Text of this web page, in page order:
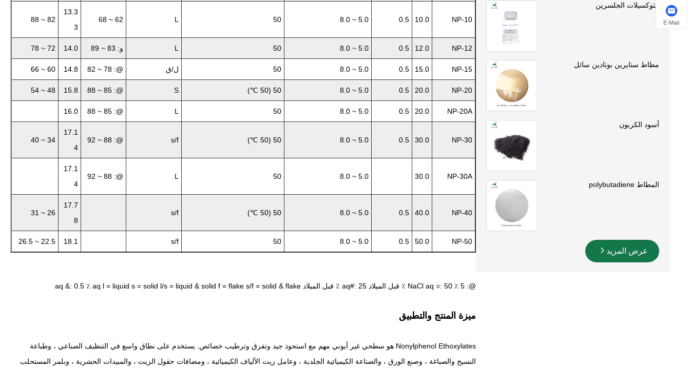
إيثوكسيلات الجلسرين
مطاط ستايرين بوتادين سائل
أسود الكربون
المطاط polybutadiene
عرض المزيد
NP-10
10.0
0.5
5.0 ~ 8.0
50
L
62 ~ 68
13.3
3
82 ~ 88
NP-12
12.0
0.5
5.0 ~ 8.0
50
L و: 83 ~ 89 14.0
72 ~ 78
NP-15
15.0
0.5
5.0 ~ 8.0
50 ل/ق @: 78 ~ 82
14.8
60 ~ 66
NP-20
20.0
0.5
5.0 ~ 8.0
50 (50 ℃)
S
@: 85 ~ 88
15.8
48 ~ 54
NP-20A
20.0
0.5
5.0 ~ 8.0
50
L
@: 85 ~ 88
16.0
NP-30
30.0
0.5
5.0 ~ 8.0
50 (50 ℃)
s/f
@: 88 ~ 92
17.1
4
34 ~ 40
NP-30A
30.0
5.0 ~ 8.0
50
L
@: 88 ~ 92
17.1
4
NP-40
40.0
0.5
5.0 ~ 8.0
50 (50 ℃)
s/f
17.7
8
26 ~ 31
NP-50
50.0
0.5
5.0 ~ 8.0
50
s/f
18.1
22.5 ~ 26.5
@: 5 ٪ NaCl aq ○: 50 ٪ قبل الميلاد aq#: 25 ٪ قبل الميلاد aq &: 0.5 ٪ aq l = liquid s = solid l/s = liquid & solid f = flake s/f = solid & flake
ميزة المنتج والتطبيق
Nonylphenol Ethoxylates هو سطحي غير أيوني مهم مع استحوذ جيد وتفرق وترطيب خصائص. يستخدم على نطاق واسع في التنظيف الصناعي ، وطباعة
النسيج والصباغة ، وصنع الورق ، والصناعة الكيميائية الجلدية ، وعامل زيت الألياف الكيميائية ، ومضافات حقول الزيت ، والمبيدات الحشرية ، وبلمر المستحلب
E-Mail